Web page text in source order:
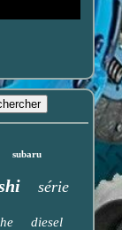
subaru
série
diesel